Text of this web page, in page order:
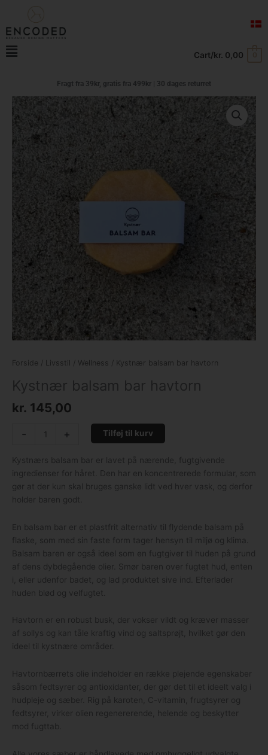
indholdet
Main
Cart/kr. 0,00
Fragt fra 39kr, gratis fra 499kr | 30 dages returret
Forside / Livsstil / Wellness / Kystnær balsam bar havtorn
Kystnær balsam bar havtorn
kr. 145,00
-
Kystnær
balsam
havtorn
antal
+ Tilføj til kurv
Kystnærs balsam bar er lavet på nærende, fugtgivende
ingredienser for håret. Den har en koncentrerede formular, som
gør at der kun skal bruges ganske lidt ved hver vask, og derfor
holder baren godt.
En balsam bar er et plastfrit alternativ til flydende balsam på
flaske, som med sin faste form tager hensyn til miljø og klima.
Balsam baren er også ideel som en fugtgiver til huden på grund
af dens dybdegående olier. Smør baren over fugtet hud, enten
i, eller udenfor badet, og lad produktet sive ind. Efterlader
huden blød og velfugtet.
Havtorn er en robust busk, der vokser vildt og kræver masser
af sollys og kan tåle kraftig vind og saltsprøjt, hvilket gør den
ideel til kystnære områder.
Havtornbærrets olie indeholder en række plejende egenskaber
såsom fedtsyrer og antioxidanter, der gør det til et ideelt valg i
hudpleje og sæber. Rig på karoten, C-vitamin, frugtsyrer og
fedtsyrer, virker olien regenererende, helende og beskytter
mod fugttab.